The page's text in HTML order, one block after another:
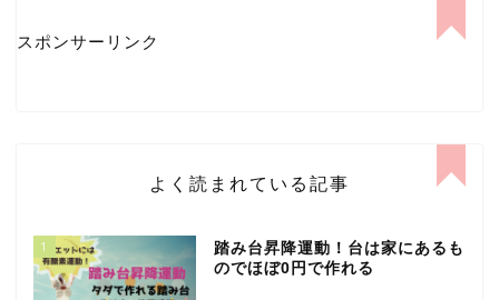
スポンサーリンク
よく読まれている記事
1
踏み台昇降運動！台は家にあるも
のでほぼ0円で作れる